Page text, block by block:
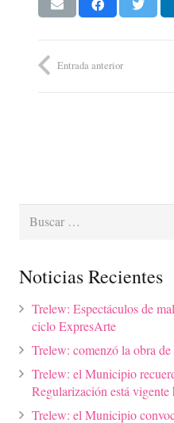
Entrada anterior
Buscar:
Noticias Recientes
Trelew: Espectáculos de
ciclo ExpresArte
Trelew: comenzó la obra
Trelew: el Municipio
Regularización está vigente
Trelew: el Municipio